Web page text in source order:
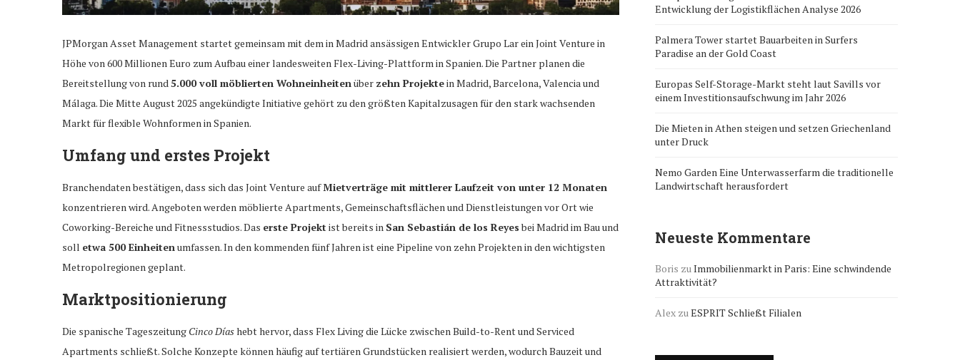
JPMorgan Asset Management startet gemeinsam mit dem in Madrid ansässigen Entwickler Grupo Lar ein Joint Venture in
Höhe von 600 Millionen Euro zum Aufbau einer landesweiten Flex-Living-Plattform in Spanien. Die Partner planen die
Bereitstellung von rund5.000 voll möblierten Wohneinheitenüber zehn Projektein Madrid, Barcelona, Valencia und
Málaga. Die Mitte August 2025 angekündigte Initiative gehört zu den größten Kapitalzusagen für den stark wachsenden
Markt für flexible Wohnformen in Spanien.
Umfang und erstes Projekt
Branchendaten bestätigen, dass sich das Joint Venture aufMietverträge mit mittlerer Laufzeit von unter 12 Monaten
konzentrieren wird. Angeboten werden möblierte Apartments, Gemeinschaftsflächen und Dienstleistungen vor Ort wie
Coworking-Bereiche und Fitnessstudios. Das erste Projekt ist bereits in San Sebastián de los Reyesbei Madrid im Bau und
soll etwa 500 Einheitenumfassen. In den kommenden fünf Jahren ist eine Pipeline von zehn Projekten in den wichtigsten
Metropolregionen geplant.
Marktpositionierung
Die spanische Tageszeitung Cinco Díashebt hervor, dass Flex Living die Lücke zwischen Build-to-Rent und Serviced
Apartments schließt. Solche Konzepte können häufig auf tertiären Grundstücken realisiert werden, wodurch Bauzeit und
Entwicklung der Logistikflächen Analyse 2026
Palmera Tower startet Bauarbeiten in Surfers
Paradise an der Gold Coast
Europas Self-Storage-Markt steht laut Savills vor
einem Investitionsaufschwung im Jahr 2026
Die Mieten in Athen steigen und setzen Griechenland
unter Druck
Nemo Garden Eine Unterwasserfarm die traditionelle
Landwirtschaft herausfordert
Neueste Kommentare
Boris zuImmobilienmarkt in Paris: Eine schwindende
Attraktivität?
Alex zuESPRIT Schließt Filialen